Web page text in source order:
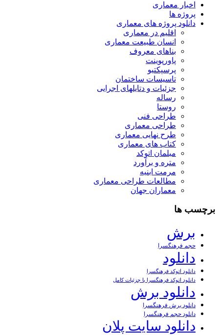
اخبار معماری
پروژه ها
دانلود پروژه های معماری
اقلیم در معماری
انسان طبیعت معماری
بناهای معروف
پاورپوینت
پرسپکتیو
تاسیسات ساختمان
جزئیات و دتایلهای اجرایی
رساله
روستا
طراحی فنی
طراحی معماری
طرح نهایی معماری
کتاب های معماری
مبلمان اتوکد
متره و برآورد
مرمت ابنیه
مطالعات طراحی معماری
معماران جهان
برچسب ها
برش
حجم فرهنگسرا
دانلود
دانلود اتوکد فرهنگسرا
دانلود اتوکد فرهنگسرا با جزئیات کامل
دانلود برش
دانلود برش فرهنگسرا
دانلود حجم فرهنگسرا
دانلود سایت پلان